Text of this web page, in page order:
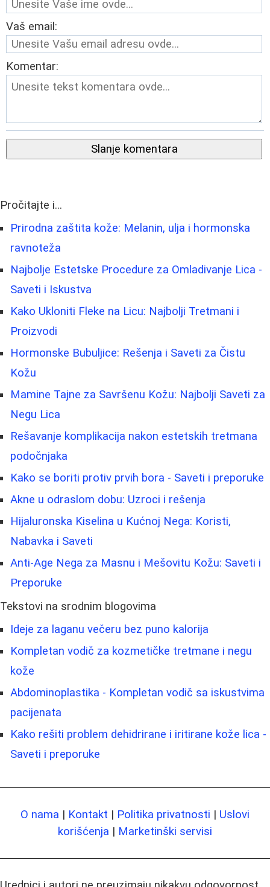
Vaš email:
Komentar:
Slanje komentara
Pročitajte i...
Prirodna zaštita kože: Melanin, ulja i hormonska
ravnoteža
Najbolje Estetske Procedure za Omladivanje Lica -
Saveti i Iskustva
Kako Ukloniti Fleke na Licu: Najbolji Tretmani i
Proizvodi
Hormonske Bubuljice: Rešenja i Saveti za Čistu
Kožu
Mamine Tajne za Savršenu Kožu: Najbolji Saveti za
Negu Lica
Rešavanje komplikacija nakon estetskih tretmana
podočnjaka
Kako se boriti protiv prvih bora - Saveti i preporuke
Akne u odraslom dobu: Uzroci i rešenja
Hijaluronska Kiselina u Kućnoj Nega: Koristi,
Nabavka i Saveti
Anti-Age Nega za Masnu i Mešovitu Kožu: Saveti i
Preporuke
Tekstovi na srodnim blogovima
Ideje za laganu večeru bez puno kalorija
Kompletan vodič za kozmetičke tretmane i negu
kože
Abdominoplastika - Kompletan vodič sa iskustvima
pacijenata
Kako rešiti problem dehidrirane i iritirane kože lica -
Saveti i preporuke
O nama | Kontakt | Politika privatnosti | Uslovi
korišćenja | Marketinški servisi